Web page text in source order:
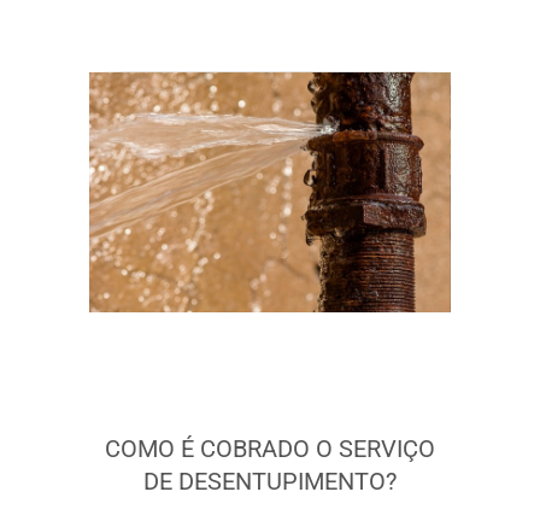
COMO É COBRADO O SERVIÇO
DE DESENTUPIMENTO?